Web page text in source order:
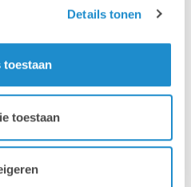
Details tonen
toestaan
toestaan
offerte aan >